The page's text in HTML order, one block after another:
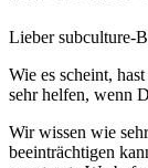
Lieber subculture-
Wie es scheint,
sehr helfen, wenn
Wir wissen wie
beeinträchtigen